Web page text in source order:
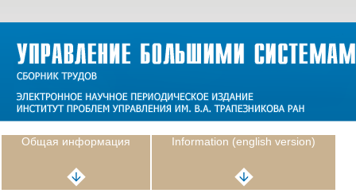
Общая информация Information (english version)